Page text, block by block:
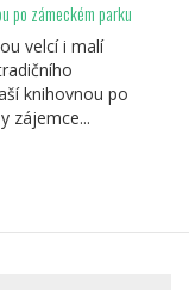
po zámeckém parku
velcí i malí
knihovnou po
zájemce...